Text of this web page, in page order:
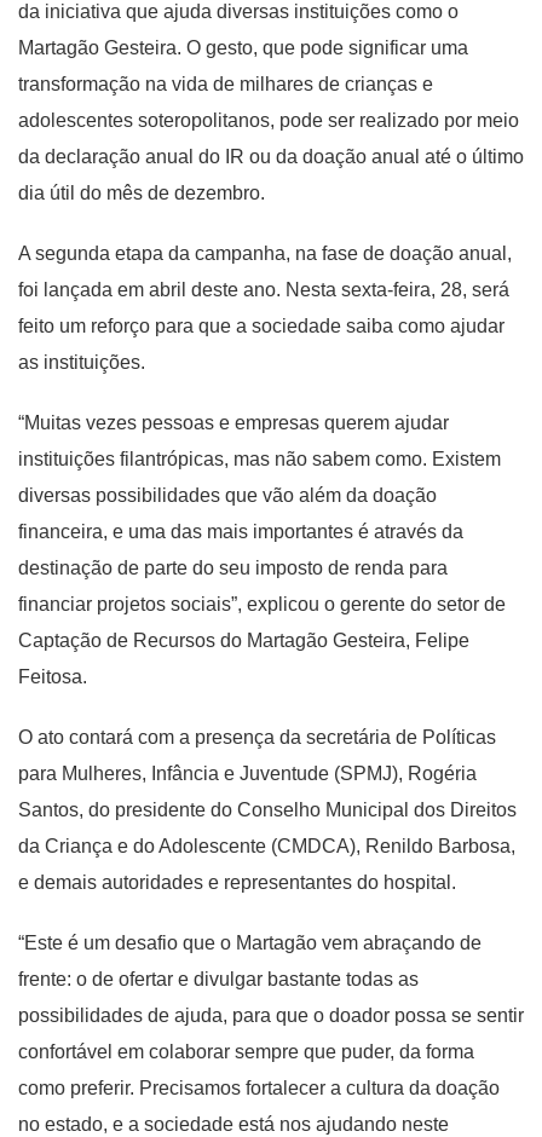
da iniciativa que ajuda diversas instituições como o
Martagão Gesteira. O gesto, que pode significar uma
transformação na vida de milhares de crianças e
adolescentes soteropolitanos, pode ser realizado por meio
da declaração anual do IR ou da doação anual até o último
dia útil do mês de dezembro.
A segunda etapa da campanha, na fase de doação anual,
foi lançada em abril deste ano. Nesta sexta-feira, 28, será
feito um reforço para que a sociedade saiba como ajudar
as instituições.
“Muitas vezes pessoas e empresas querem ajudar
instituições filantrópicas, mas não sabem como. Existem
diversas possibilidades que vão além da doação
financeira, e uma das mais importantes é através da
destinação de parte do seu imposto de renda para
financiar projetos sociais”, explicou o gerente do setor de
Captação de Recursos do Martagão Gesteira, Felipe
Feitosa.
O ato contará com a presença da secretária de Políticas
para Mulheres, Infância e Juventude (SPMJ), Rogéria
Santos, do presidente do Conselho Municipal dos Direitos
da Criança e do Adolescente (CMDCA), Renildo Barbosa,
e demais autoridades e representantes do hospital.
“Este é um desafio que o Martagão vem abraçando de
frente: o de ofertar e divulgar bastante todas as
possibilidades de ajuda, para que o doador possa se sentir
confortável em colaborar sempre que puder, da forma
como preferir. Precisamos fortalecer a cultura da doação
no estado, e a sociedade está nos ajudando neste